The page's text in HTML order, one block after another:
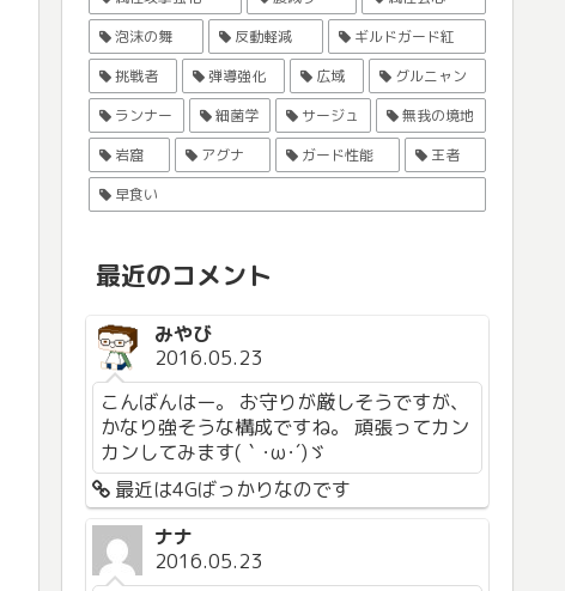
泡沫の舞
反動軽減
ギルドガード紅
挑戦者
弾導強化 広域
グルニャン
ランナー
細菌学 サージュ
無我の境地
岩窟
アグナ ガード性能
王者
早食い
最近のコメント
みやび
2016.05.23
こんばんはー。 お守りが厳しそうですが、
かなり強そうな構成ですね。 頑張ってカン
カンしてみます(｀･ω･´)ゞ
最近は4Gばっかりなのです
ナナ
2016.05.23